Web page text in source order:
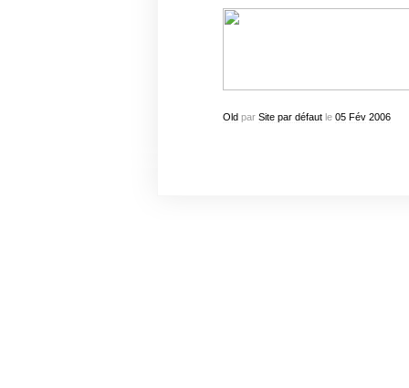
Oldpar Site par défautle 05 Fév 2006